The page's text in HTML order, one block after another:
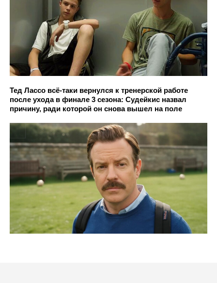
Тед Лассо всё-таки вернулся к тренерской работе
после ухода в финале 3 сезона: Судейкис назвал
причину, ради которой он снова вышел на поле